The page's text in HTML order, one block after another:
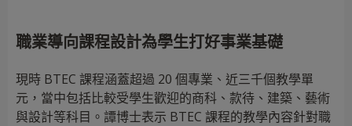
職業導向課程設計為學生打好事業基礎
現時 BTEC 課程涵蓋超過 20 個專業、近三千個教學單
元，當中包括比較受學生歡迎的商科、款待、建築、藝術
與設計等科目。譚博士表示 BTEC 課程的教學內容針對職